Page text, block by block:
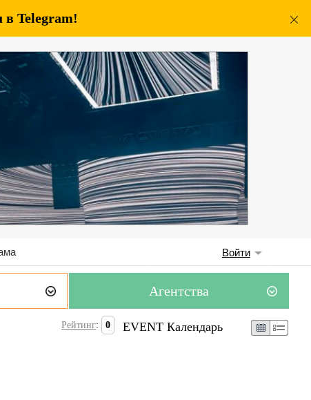
Telegram!
Войти
Агентства
Рейтинг: 0 EVENT Календарь